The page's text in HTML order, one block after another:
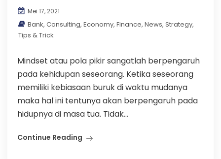
Mei 17, 2021
Bank, Consulting, Economy, Finance, News, Strategy,
Tips & Trick
Mindset atau pola pikir sangatlah berpengaruh
pada kehidupan seseorang. Ketika seseorang
memiliki kebiasaan buruk di waktu mudanya
maka hal ini tentunya akan berpengaruh pada
hidupnya di masa tua. Tidak...
Continue Reading